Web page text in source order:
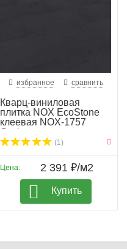
избранное сравнить
Кварц-виниловая
плитка NOX EcoStone
клеевая NOX-1757
Дюфур
(1)
Цена: 2 391 ₽/м2
Купить